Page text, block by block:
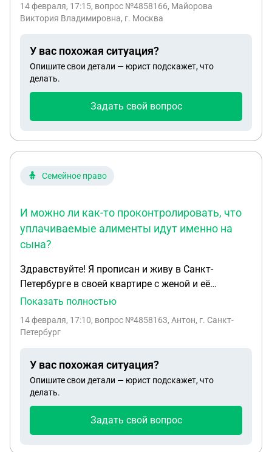
14 февраля, 17:15, вопрос №4858166, Майорова
Виктория Владимировна, г. Москва
У вас похожая ситуация?
Опишите свои детали — юрист подскажет, что
делать.
Задать свой вопрос
Семейное право
И можно ли как-то проконтролировать, что
уплачиваемые алименты идут именно на
сына?
Здравствуйте! Я прописан и живу в Санкт-
Петербурге в своей квартире с женой и её
несовершеннолетней дочерью от прошлого брака,
(получает пенсию по потере кормильца). Являюсь
родителями в другой квартире. Собственники
квартиры - её родители. Сын зарегистрирован с
рождения по старому адресу, где мы с его
матерью проживали в совместном браке до
развода. Сейчас та квартира перешла по
Показать полностью
14 февраля, 17:10, вопрос №4858163, Антон, г. Санкт-
Петербург
У вас похожая ситуация?
Опишите свои детали — юрист подскажет, что
делать.
Задать свой вопрос